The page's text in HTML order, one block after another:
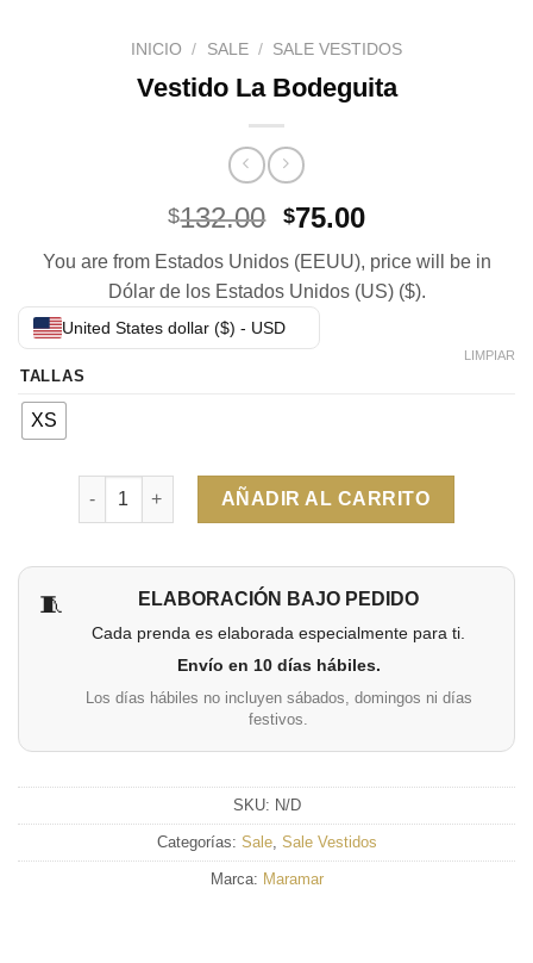
INICIO / SALE / SALE VESTIDOS
Vestido La Bodeguita
$132.00 El
original
era:
$132.00.
$75.00El
actual
es:
You are from Estados Unidos (EEUU), price will be in
Dólar de los Estados Unidos (US) ($).
United States dollar ($) - USD
TALLAS
XS
LIMPIAR
Cantidad
AÑADIR AL CARRITO
🧵 ELABORACIÓN BAJO PEDIDO
Cada prenda es elaborada especialmente para ti.
Envío en 10 días hábiles.
Los días hábiles no incluyen sábados, domingos ni días
festivos.
SKU: N/D
Categorías: Sale, Sale Vestidos
Marca: Maramar